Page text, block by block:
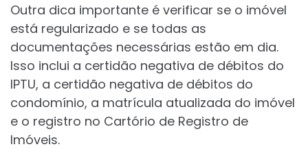
Outra dica importante é verificar se o imóvel
está regularizado e se todas as
documentações necessárias estão em dia.
Isso inclui a certidão negativa de débitos do
IPTU, a certidão negativa de débitos do
condomínio, a matrícula atualizada do imóvel
e o registro no Cartório de Registro de
Imóveis.